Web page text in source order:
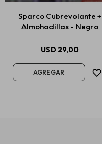
Sparco Cubrevolante +
Almohadillas - Negro
USD 29,00